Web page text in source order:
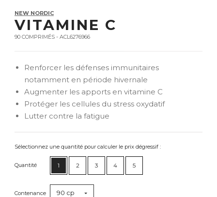
NEW NORDIC
VITAMINE C
90 COMPRIMÉS - ACL6276966
Renforcer les défenses immunitaires
notamment en période hivernale
Augmenter les apports en vitamine C
Protéger les cellules du stress oxydatif
Lutter contre la fatigue
Sélectionnez une quantité pour calculer le prix dégressif :
Quantité 1 2 3 4 5
Contenance 90 cp